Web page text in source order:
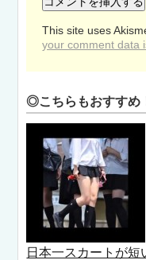
This site uses
your comment data
◎こちらもおすすめ
日本一スカートが短